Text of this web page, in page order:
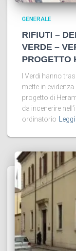
GENERALE
RIFIUTI –
VERDE –
PROGETTO
I Verdi hanno
mette in
progetto di
da incenerire
ordinatorio